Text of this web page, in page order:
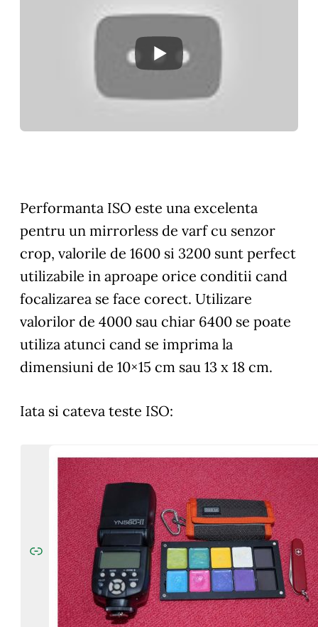
Performanta ISO este una excelenta
pentru un mirrorless de varf cu senzor
crop, valorile de 1600 si 3200 sunt perfect
utilizabile in aproape orice conditii cand
focalizarea se face corect. Utilizare
valorilor de 4000 sau chiar 6400 se poate
utiliza atunci cand se imprima la
dimensiuni de 10×15 cm sau 13 x 18 cm.
Iata si cateva teste ISO: